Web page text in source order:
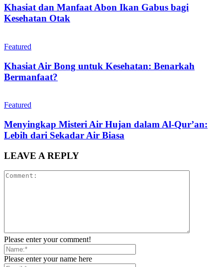
Khasiat dan Manfaat Abon Ikan Gabus bagi
Kesehatan Otak
Featured
Khasiat Air Bong untuk Kesehatan: Benarkah
Bermanfaat?
Featured
Menyingkap Misteri Air Hujan dalam Al-Qur’an:
Lebih dari Sekadar Air Biasa
LEAVE A REPLY
Please enter your comment!
Please enter your name here